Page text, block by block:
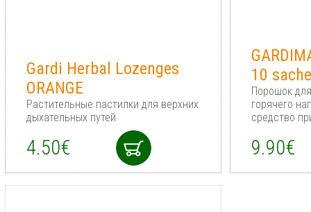
Gardi Herbal Lozenges
ORANGE
Растительные пастилки для верхних
дыхательных путей
4.50€
10
Порошок
горячего
средство
9.90€